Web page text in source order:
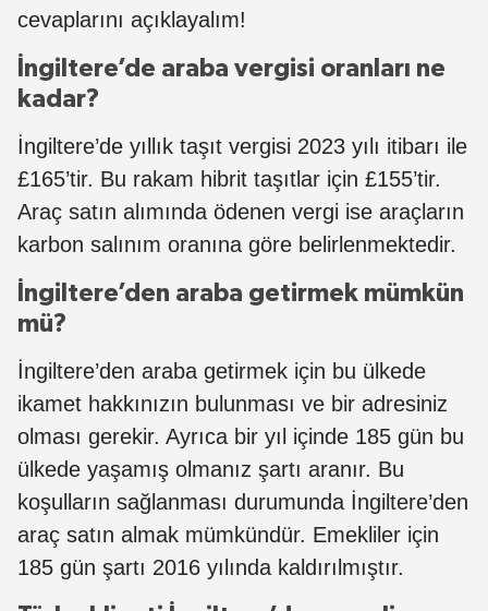
cevaplarını açıklayalım!
İngiltere’de araba vergisi oranları ne
kadar?
İngiltere’de yıllık taşıt vergisi 2023 yılı itibarı ile
£165’tir. Bu rakam hibrit taşıtlar için £155’tir.
Araç satın alımında ödenen vergi ise araçların
karbon salınım oranına göre belirlenmektedir.
İngiltere’den araba getirmek mümkün
mü?
İngiltere’den araba getirmek için bu ülkede
ikamet hakkınızın bulunması ve bir adresiniz
olması gerekir. Ayrıca bir yıl içinde 185 gün bu
ülkede yaşamış olmanız şartı aranır. Bu
koşulların sağlanması durumunda İngiltere’den
araç satın almak mümkündür. Emekliler için
185 gün şartı 2016 yılında kaldırılmıştır.